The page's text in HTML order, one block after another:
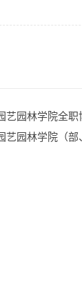
艺园林学院全职
艺园林学院（